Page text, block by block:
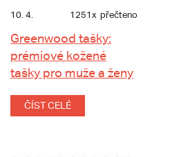
10. 4. 1251x přečteno
Greenwood tašky:
prémiové kožené
tašky pro muže a ženy
ČÍST CELÉ